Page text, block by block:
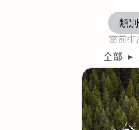
類別
當前排
全部